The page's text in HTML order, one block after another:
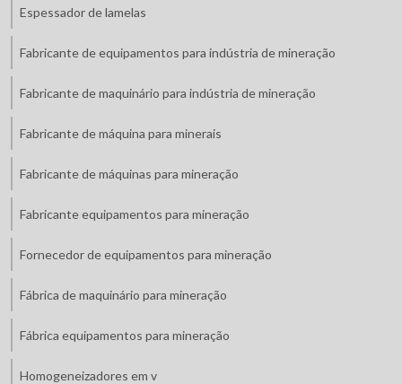
Espessador de lamelas
Fabricante de equipamentos para indústria de mineração
Fabricante de maquinário para indústria de mineração
Fabricante de máquina para minerais
Fabricante de máquinas para mineração
Fabricante equipamentos para mineração
Fornecedor de equipamentos para mineração
Fábrica de maquinário para mineração
Fábrica equipamentos para mineração
Homogeneizadores em v